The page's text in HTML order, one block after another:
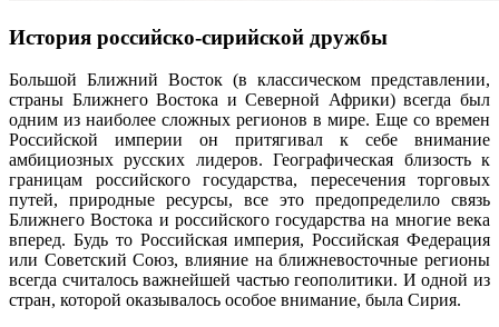
История российско-сирийской дружбы
Большой Ближний Восток (в классическом представлении,
страны Ближнего Востока и Северной Африки) всегда был
одним из наиболее сложных регионов в мире. Еще со времен
Российской империи он притягивал к себе внимание
амбициозных русских лидеров. Географическая близость к
границам российского государства, пересечения торговых
путей, природные ресурсы, все это предопределило связь
Ближнего Востока и российского государства на многие века
вперед. Будь то Российская империя, Российская Федерация
или Советский Союз, влияние на ближневосточные регионы
всегда считалось важнейшей частью геополитики. И одной из
стран, которой оказывалось особое внимание, была Сирия.